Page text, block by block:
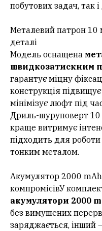
побутових задач, так
Металевий патрон 10
деталі
Модель оснащена
швидкозатискним
гарантує міцну
конструкція підвищує
мінімізує люфт під
Дриль-шуруповерт
краще витримує
підходить для
тонким металом.
Акумулятор 2000
компромісівУ
акумулятори 2000
без вимушених
заряджається, інший